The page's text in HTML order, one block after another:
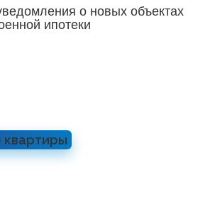
о новых объектах
ипотеки
квартиры